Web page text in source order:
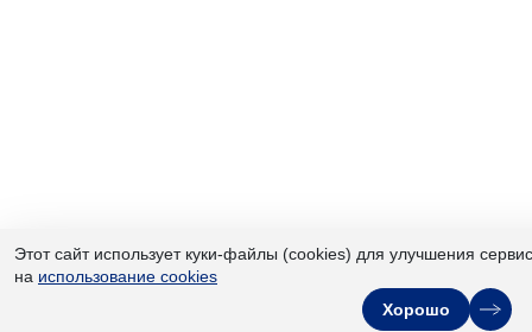
Этот сайт использует куки-файлы (cookies) для улучшения
на использование cookies
Хорошо